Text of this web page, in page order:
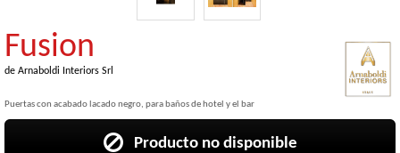
Fusion
de Arnaboldi Interiors Srl
Puertas con acabado lacado negro, para baños de hotel y el bar
Producto no disponible